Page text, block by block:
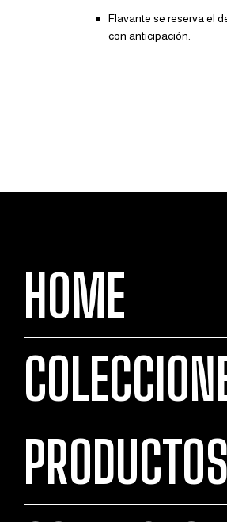
Flavante se reserva el
con anticipación.
HOME
PRODUCTOS